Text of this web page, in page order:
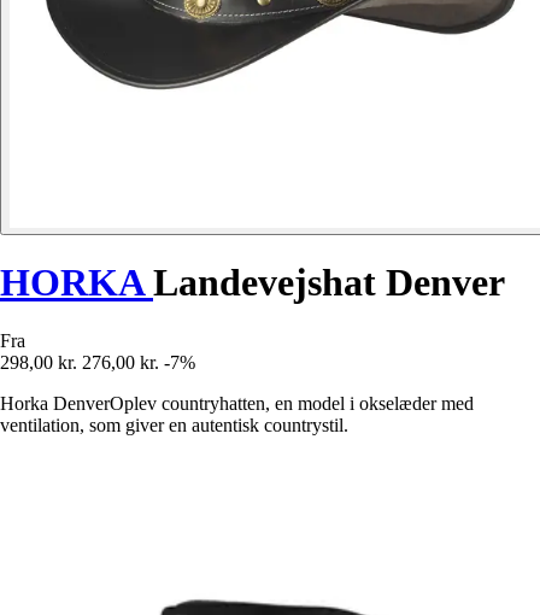
HORKALandevejshat Denver
Fra
298,00 kr. 276,00 kr. -7%
Horka DenverOplev countryhatten, en model i okselæder med
ventilation, som giver en autentisk countrystil.